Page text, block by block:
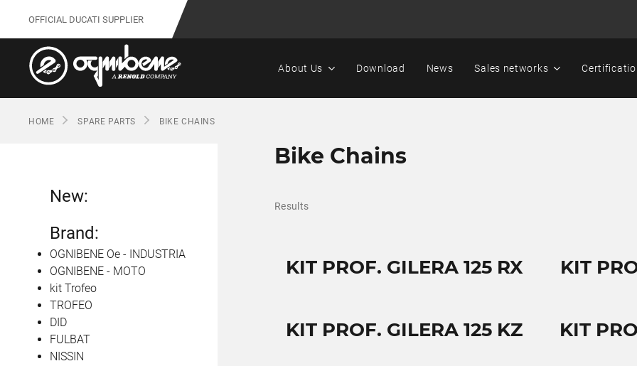
OFFICIAL DUCATI SUPPLIER
About Us Download News Sales networks
HOME SPARE PARTS BIKE CHAINS
Bike Chains
Results
KIT PROF. GILERA 125 RX KIT
KIT PROF. GILERA 125 KZ KIT
New:
Brand:
OGNIBENE Oe - INDUSTRIA
OGNIBENE - MOTO
kit Trofeo
TROFEO
DID
FULBAT
NISSIN